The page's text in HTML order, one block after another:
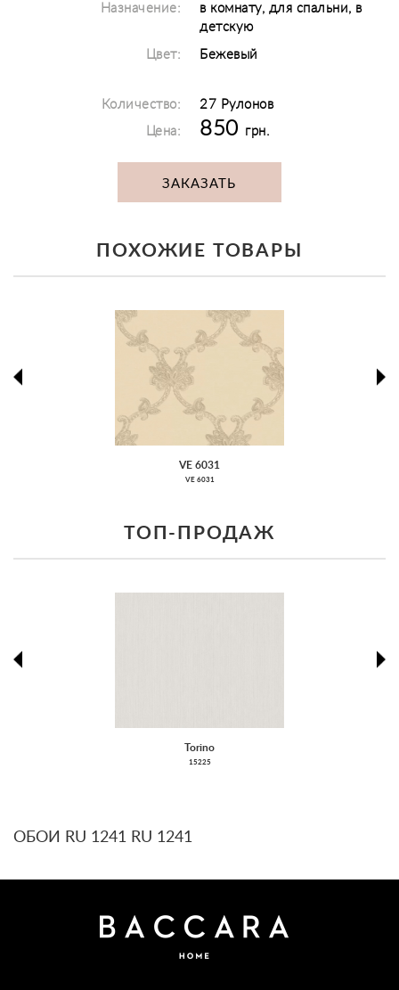
Назначение:
в комнату, для спальни, в
детскую
Цвет: Бежевый
Количество:
27 Рулонов
Цена:
850 грн.
ЗАКАЗАТЬ
ПОХОЖИЕ ТОВАРЫ
VE 6031
VE 6031
ТОП-ПРОДАЖ
Torino
15225
ОБОИ RU 1241 RU 1241